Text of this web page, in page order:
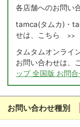
各店舗へのお問い
tamca(タムカ)・
せは、こちら
>>
タムタムオンライ
お問い合わせは、
ップ 全国版 お問
お問い合わせ種別